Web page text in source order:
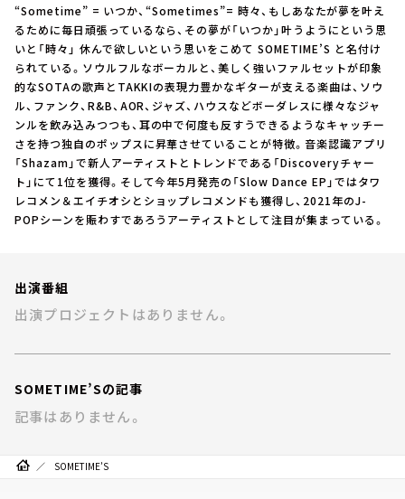
今日の番組表
週間番組表
トピックス
TBS Podcast
お知らせ
イベント・グッズ
YouTube
会社情報
“Sometime” = いつか、“Sometimes”= 時々、もしあなたが夢を叶え
るために毎日頑張っているなら、その夢が「いつか」叶うようにという思
いと「時々」 休んで欲しいという思いをこめて SOMETIME’S と名付け
られている。ソウルフルなボーカルと、美しく強いファルセットが印象
的なSOTAの歌声とTAKKIの表現力豊かなギターが支える楽曲は、ソウ
ル、ファンク、R&B、AOR、ジャズ、ハウスなどボーダレスに様々なジャ
ンルを飲み込みつつも、耳の中で何度も反すうできるようなキャッチー
さを持つ独自のポップスに昇華させていることが特徴。音楽認識アプリ
「Shazam」で新人アーティストとトレンドである「Discoveryチャー
ト」にて1位を獲得。そして今年5月発売の「Slow Dance EP」ではタワ
レコメン＆エイチオシとショップレコメンドも獲得し、2021年のJ-
POPシーンを賑わすであろうアーティストとして注目が集まっている。
出演番組
出演プロジェクトはありません。
SOMETIME’Sの記事
記事はありません。
SOMETIME’S